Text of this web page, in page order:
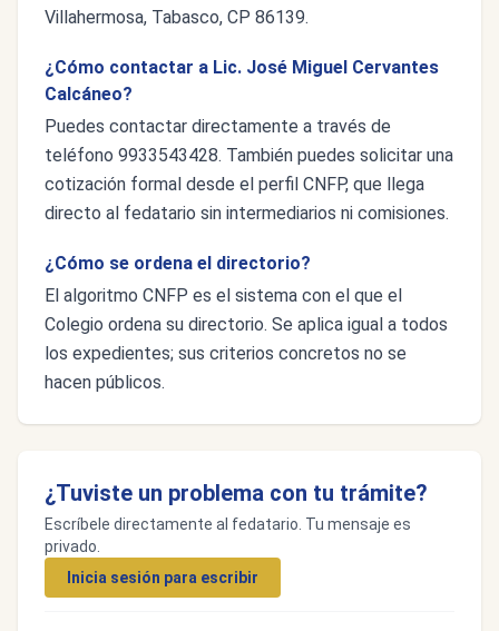
Villahermosa, Tabasco, CP 86139.
¿Cómo contactar a Lic. José Miguel Cervantes
Calcáneo?
Puedes contactar directamente a través de
teléfono 9933543428. También puedes solicitar una
cotización formal desde el perfil CNFP, que llega
directo al fedatario sin intermediarios ni comisiones.
¿Cómo se ordena el directorio?
El algoritmo CNFP es el sistema con el que el
Colegio ordena su directorio. Se aplica igual a todos
los expedientes; sus criterios concretos no se
hacen públicos.
¿Tuviste un problema con tu trámite?
Escríbele directamente al fedatario. Tu mensaje es
privado.
Inicia sesión para escribir